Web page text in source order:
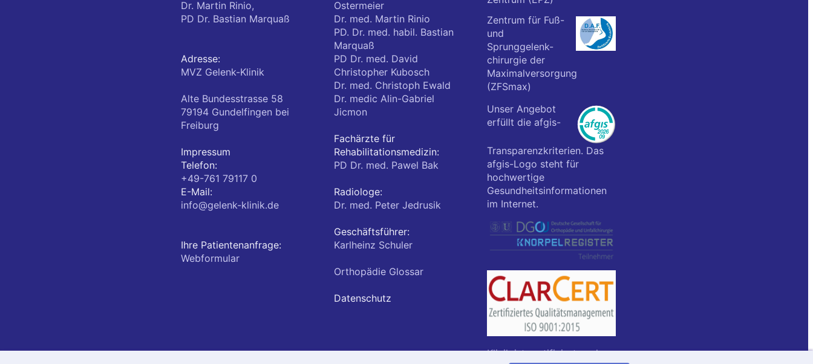
Dr. Martin Rinio,
PD Dr. Bastian Marquaß
Adresse:
MVZ Gelenk-Klinik
Alte Bundesstrasse 58
79194 Gundelfingen bei
Freiburg
Impressum
Telefon:
+49-761 79117 0
E-Mail:
info@gelenk-klinik.de
Ihre Patientenanfrage:
Webformular
Ostermeier
Dr. med. Martin Rinio
PD. Dr. med. habil. Bastian
Marquaß
PD Dr. med. David
Christopher Kubosch
Dr. med. Christoph Ewald
Dr. medic Alin-Gabriel
Jicmon
Fachärzte für
Rehabilitationsmedizin:
PD Dr. med. Pawel Bak
Radiologe:
Dr. med. Peter Jedrusik
Geschäftsführer:
Karlheinz Schuler
Orthopädie Glossar
Datenschutz
Zentrum für Fuß-
und
Sprunggelenk-
chirurgie der
Maximalversorgung
(ZFSmax)
Unser Angebot
erfüllt die afgis-
Transparenzkriterien. Das
afgis-Logo steht für
hochwertige
Gesundheitsinformationen
im Internet.
Klinik ist zertifiziert nach